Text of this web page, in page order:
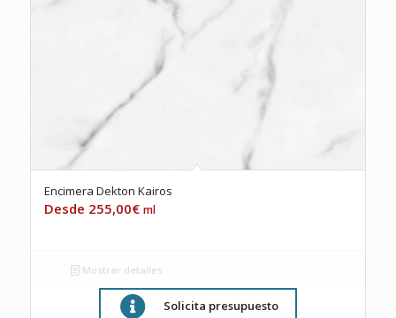
Encimera Dekton Kairos
255,00€ ml
Mostrar detalles
Solicita presupuesto